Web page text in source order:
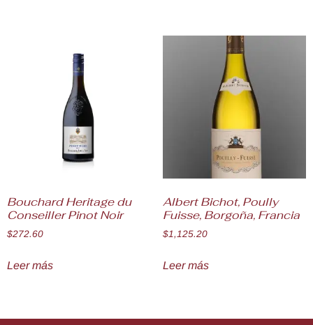
Bouchard Heritage du
Conseiller Pinot Noir
$272.60
Leer más
Albert Bichot, Poully
Fuisse, Borgoña, Francia
$1,125.20
Leer más